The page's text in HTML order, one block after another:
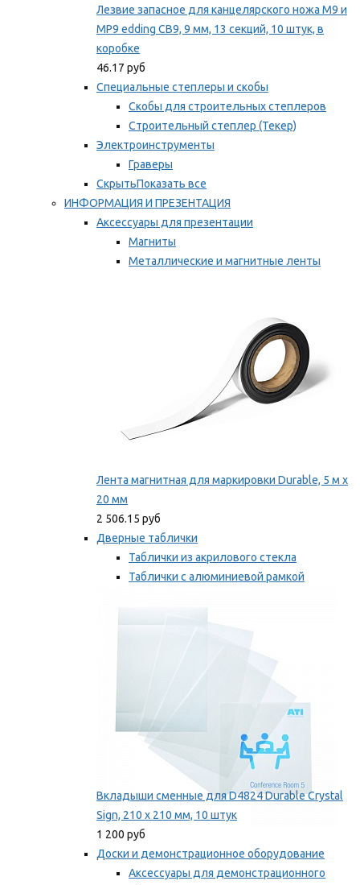
Лезвие запасное для канцелярского ножа M9 и
MP9 edding CB9, 9 мм, 13 секций, 10 штук, в
коробке
46.17 руб
Специальные степлеры и скобы
Скобы для строительных степлеров
Строительный степлер (Текер)
Электроинструменты
Граверы
СкрытьПоказать все
ИНФОРМАЦИЯ И ПРЕЗЕНТАЦИЯ
Аксессуары для презентации
Магниты
Металлические и магнитные ленты
Лента магнитная для маркировки Durable, 5 м х
20 мм
2 506.15 руб
Дверные таблички
Таблички из акрилового стекла
Таблички с алюминиевой рамкой
Вкладыши сменные для D4824 Durable Crystal
Sign, 210 x 210 мм, 10 штук
1 200 руб
Доски и демонстрационное оборудование
Аксессуары для демонстрационного